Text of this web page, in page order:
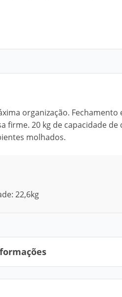
organização. Fechamento
firme. 20 kg de capacidade de
molhados.
22,6kg